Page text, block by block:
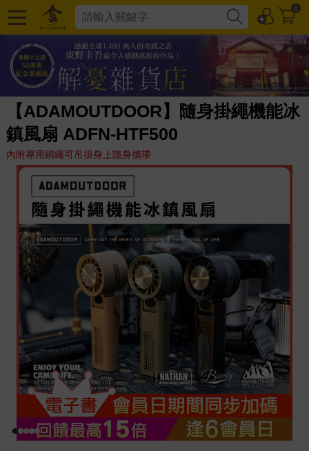
0
【ADAMOUTDOOR】隨身掛繩機能冰
鎮風扇 ADFN-HTF500
內附專用綁繩可吊掛身上隨身攜帶